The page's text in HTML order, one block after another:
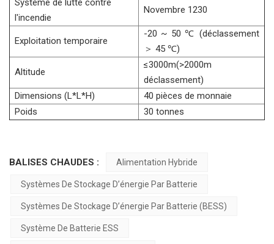
Système de lutte contre
l'incendie
Novembre 1230
Exploitation temporaire
-20 ~ 50 ℃ (déclassement
＞ 45 ℃)
Altitude
≤3000m(>2000m
déclassement)
Dimensions (L*L*H)
40 pièces de monnaie
Poids
30 tonnes
BALISES CHAUDES : Alimentation Hybride
Systèmes De Stockage D’énergie Par Batterie
Systèmes De Stockage D’énergie Par Batterie (BESS)
Système De Batterie ESS